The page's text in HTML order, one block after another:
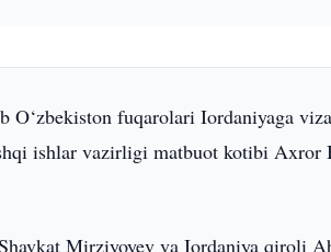
O‘zbekiston fuqarolari Iordaniyaga
ishlar vazirligi matbuot kotibi Axror
Mirziyoyev va Iordaniya qiroli